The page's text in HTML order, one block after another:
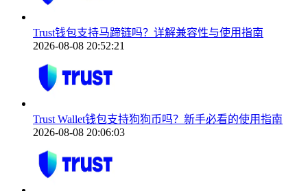
Trust钱包支持马蹄链吗？详解兼容性与使用指南
2026-08-08 20:52:21
Trust Wallet钱包支持狗狗币吗？新手必看的使用指南
2026-08-08 20:06:03